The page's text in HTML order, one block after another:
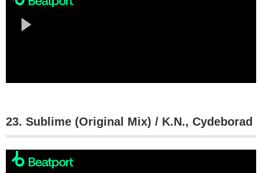
23. Sublime (Original Mix) / K.N., Cydeborad